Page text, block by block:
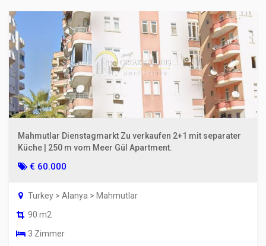
Mahmutlar Dienstagmarkt Zu verkaufen 2+1 mit separater
Küche | 250 m vom Meer Gül Apartment.
€ 60.000
Turkey > Alanya > Mahmutlar
90 m2
3 Zimmer